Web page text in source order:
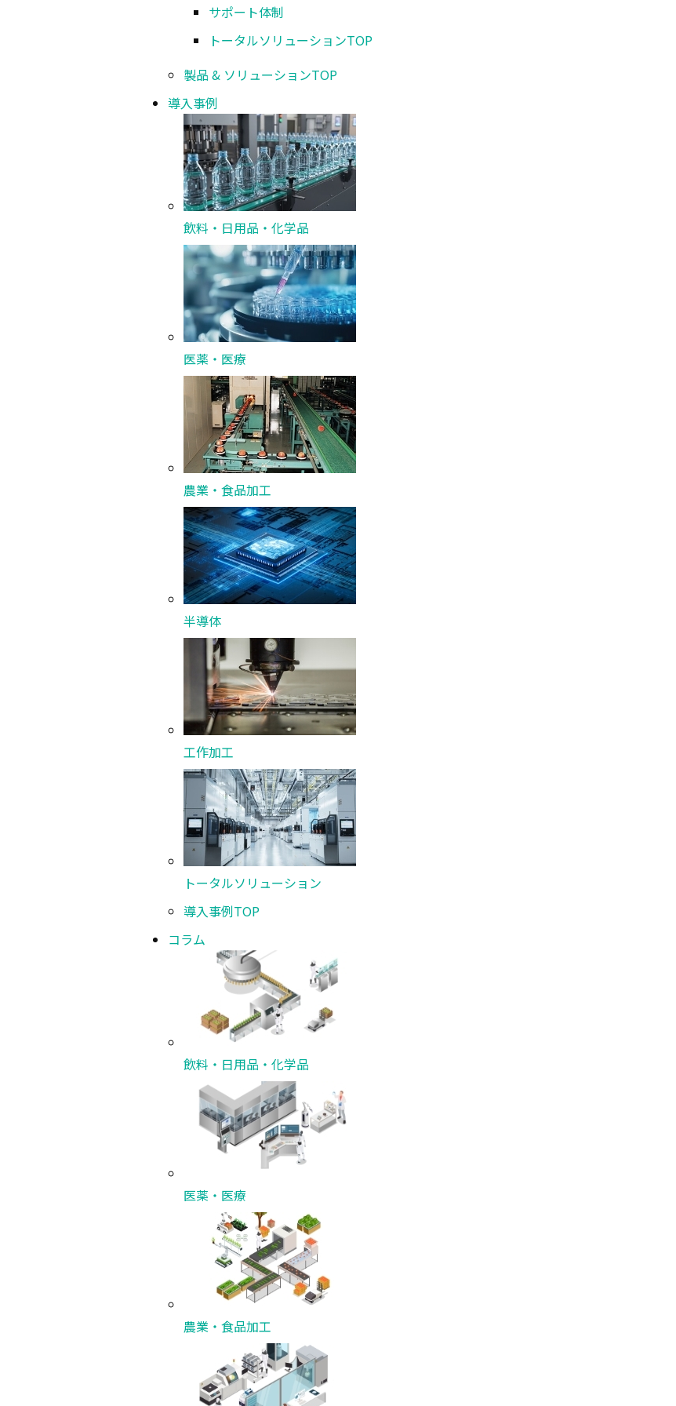
サポート体制
トータルソリューションTOP
製品 & ソリューションTOP
導入事例
飲料・日用品・化学品
医薬・医療
農業・食品加工
半導体
工作加工
トータルソリューション
導入事例TOP
コラム
飲料・日用品・化学品
医薬・医療
農業・食品加工
ダントツ製品を導入した事例とお客さまの声をご紹介
飲料・日用品・化学品
HP Hood LLC さま
世界基準の品質で支える20年の歩み。
真のパートナーと共に刻む、成功の記録。
技術創造のために、澁谷工業が取り組んでいること
インドに次ぐ成長市場へ。世界最大級の食・飲料製造
展示会「Gulfood Manufacturing」に出展し、中東・
アフリカでのブランド認知拡大を狙う。